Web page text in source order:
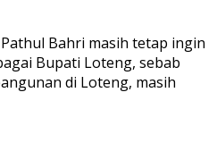
Bahri masih tetap ingin
Bupati Loteng, sebab
di Loteng, masih